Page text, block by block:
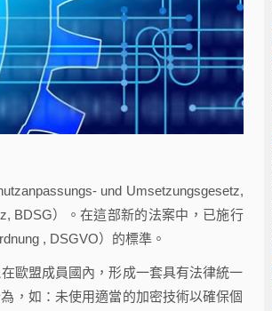
und Umsetzungsgesetz,
BDSG）。在這部新的法案中，已施行
, DSGVO）的標準。
歐盟成員國內，形成一套具有法律統一
，如：未使用適當的加密技術以確保個